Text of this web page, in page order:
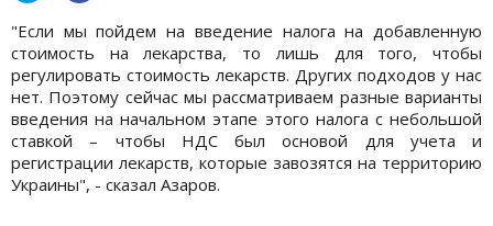
"Если мы пойдем на введение налога на добавленную
стоимость на лекарства, то лишь для того, чтобы
регулировать стоимость лекарств. Других подходов у нас
нет. Поэтому сейчас мы рассматриваем разные варианты
введения на начальном этапе этого налога с небольшой
ставкой – чтобы НДС был основой для учета и
регистрации лекарств, которые завозятся на территорию
Украины", - сказал Азаров.